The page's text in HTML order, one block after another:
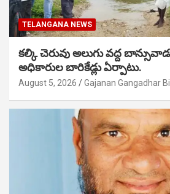
TELANGANA NEWS
కల్కి చెరువు అలుగు వద్ద
అధికారుల బారికేడ్లు ఏర్పాటు.
August 5, 2026 Gajanan Gangadhar